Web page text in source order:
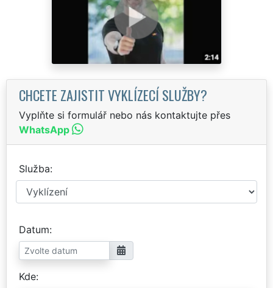
CHCETE ZAJISTIT VYKLÍZECÍ SLUŽBY?
Vyplňte si formulář nebo nás kontaktujte přes
WhatsApp
Služba
Datum
Kde